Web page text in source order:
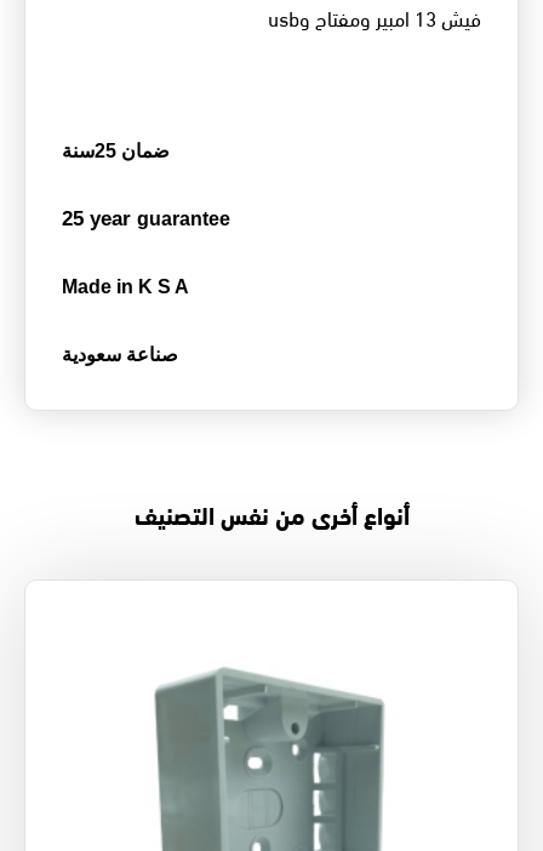
فيش 13 امبير ومفتاح وusb
ضمان 25سنة
25 year guarantee
Made in K S A
صناعة سعودية
أنواع أخرى من نفس التصنيف